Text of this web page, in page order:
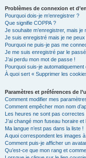
Problèmes de connexion et
Pourquoi dois-je m’enregistrer ?
Que signifie COPPA ?
Je souhaite m’enregistrer, mais je
Je suis enregistré mais je ne
Pourquoi ne puis-je pas me
Je me suis enregistré par le
J’ai perdu mon mot de passe !
Pourquoi suis-je
À quoi sert « Supprimer les
Paramètres et préférences de
Comment modifier mes
Comment empêcher mon nom
Les heures ne sont pas correctes
J’ai changé mon fuseau horaire
Ma langue n’est pas dans la liste !
A quoi correspondent les images
Comment puis-je afficher un
Qu’est-ce que mon rang et